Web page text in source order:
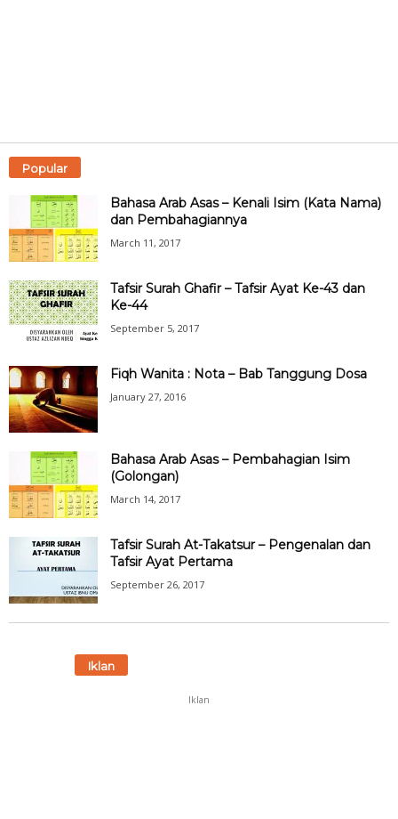
Popular
Bahasa Arab Asas – Kenali Isim (Kata Nama)
dan Pembahagiannya
March 11, 2017
Tafsir Surah Ghafir – Tafsir Ayat Ke-43 dan
Ke-44
September 5, 2017
Fiqh Wanita : Nota – Bab Tanggung Dosa
January 27, 2016
Bahasa Arab Asas – Pembahagian Isim
(Golongan)
March 14, 2017
Tafsir Surah At-Takatsur – Pengenalan dan
Tafsir Ayat Pertama
September 26, 2017
Iklan
Iklan